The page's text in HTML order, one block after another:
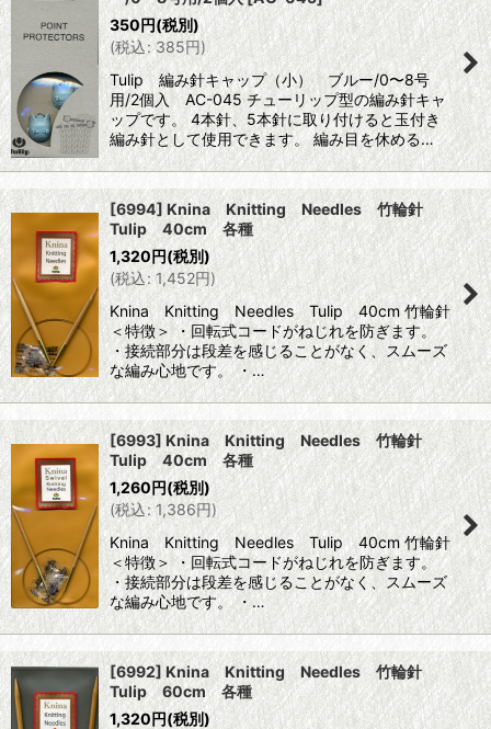
350円(税別)
(税込: 385円)
Tulip 編み針キャップ（小） ブルー/0〜8号
用/2個入 AC-045 チューリップ型の編み針キャ
ップです。 4本針、5本針に取り付けると玉付き
編み針として使用できます。 編み目を休める…
[6994] Knina Knitting Needles 竹輪針
Tulip 40cm 各種
1,320円(税別)
(税込: 1,452円)
Knina Knitting Needles Tulip 40cm 竹輪針
＜特徴＞ ・回転式コードがねじれを防ぎます。
・接続部分は段差を感じることがなく、スムーズ
な編み心地です。 ・…
[6993] Knina Knitting Needles 竹輪針
Tulip 40cm 各種
1,260円(税別)
(税込: 1,386円)
Knina Knitting Needles Tulip 40cm 竹輪針
＜特徴＞ ・回転式コードがねじれを防ぎます。
・接続部分は段差を感じることがなく、スムーズ
な編み心地です。 ・…
[6992] Knina Knitting Needles 竹輪針
Tulip 60cm 各種
1,320円(税別)